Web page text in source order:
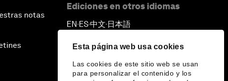
Esta página web usa cookies
Las cookies de este sitio web se usan
para personalizar el contenido y los
notas
Ediciones en otros idiomas
EN ▪ES▪中文▪ 日本語